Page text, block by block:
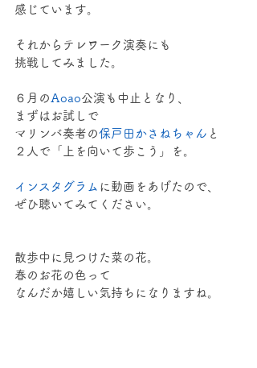
感じています。
それからテレワーク演奏にも
挑戦してみました。
６月の Aoao公演も中止となり、
まずはお試しで
マリンバ奏者の保戸田かさね ちゃん と
２人で「上を向いて歩こう」を。
インスタグラム に動画をあげたので、
ぜひ聴いてみてください。
散歩中に見つけた菜の花。
春のお花の色って
なんだか嬉しい気持ちになりますね。